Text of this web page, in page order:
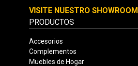
VISITE NUESTRO SHOWROOM
PRODUCTOS
Accesorios
Complementos
Muebles de Hogar